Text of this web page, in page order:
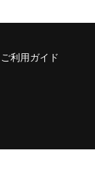
ご利用ガイド